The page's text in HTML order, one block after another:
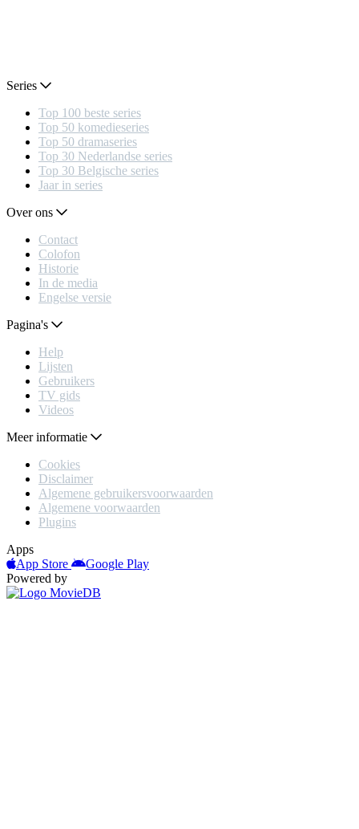
Series
Top 100 beste series
Top 50 komedieseries
Top 50 dramaseries
Top 30 Nederlandse series
Top 30 Belgische series
Jaar in series
Over ons
Contact
Colofon
Historie
In de media
Engelse versie
Pagina's
Help
Lijsten
Gebruikers
TV gids
Videos
Meer informatie
Cookies
Disclaimer
Algemene gebruikersvoorwaarden
Algemene voorwaarden
Plugins
Apps
App Store
Google Play
Powered by